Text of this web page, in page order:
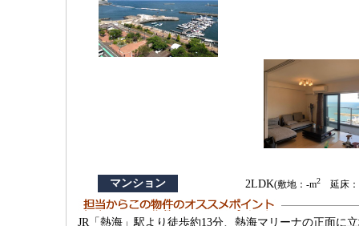
マンション 2LDK(敷地：-m2延床：
JR「熱海」駅より徒歩約13分、熱海マリーナの正面に